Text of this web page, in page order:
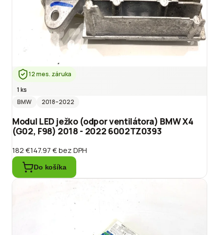
12 mes. záruka
1 ks
BMW
2018–2022
Modul LED ježko (odpor ventilátora) BMW X4
(G02, F98) 2018 - 2022 6002TZ0393
182 €147.97 €bez DPH
Do košíka